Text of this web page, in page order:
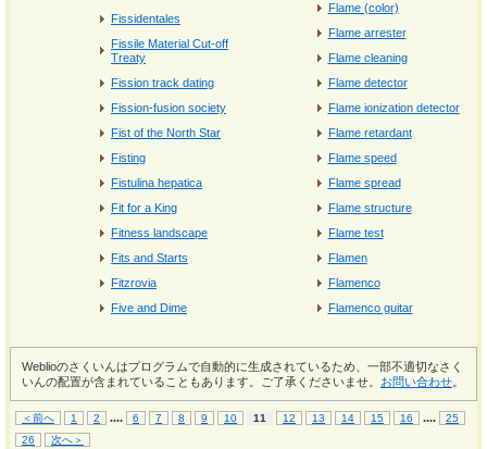
Fissidentales
Fissile Material Cut-off
Treaty
Fission track dating
Fission-fusion society
Fist of the North Star
Fisting
Fistulina hepatica
Fit for a King
Fitness landscape
Fits and Starts
Fitzrovia
Five and Dime
Flame (color)
Flame arrester
Flame cleaning
Flame detector
Flame ionization detector
Flame retardant
Flame speed
Flame spread
Flame structure
Flame test
Flamen
Flamenco
Flamenco guitar
Weblioのさくいんはプログラムで自動的に生成されているため、一部不適切なさく
いんの配置が含まれていることもあります。ご了承くださいませ。 お問い合わせ
＜前へ 1 2 .... 6 7 8 9 10 11 12 13 14 15 16 ....
25
26
次へ＞